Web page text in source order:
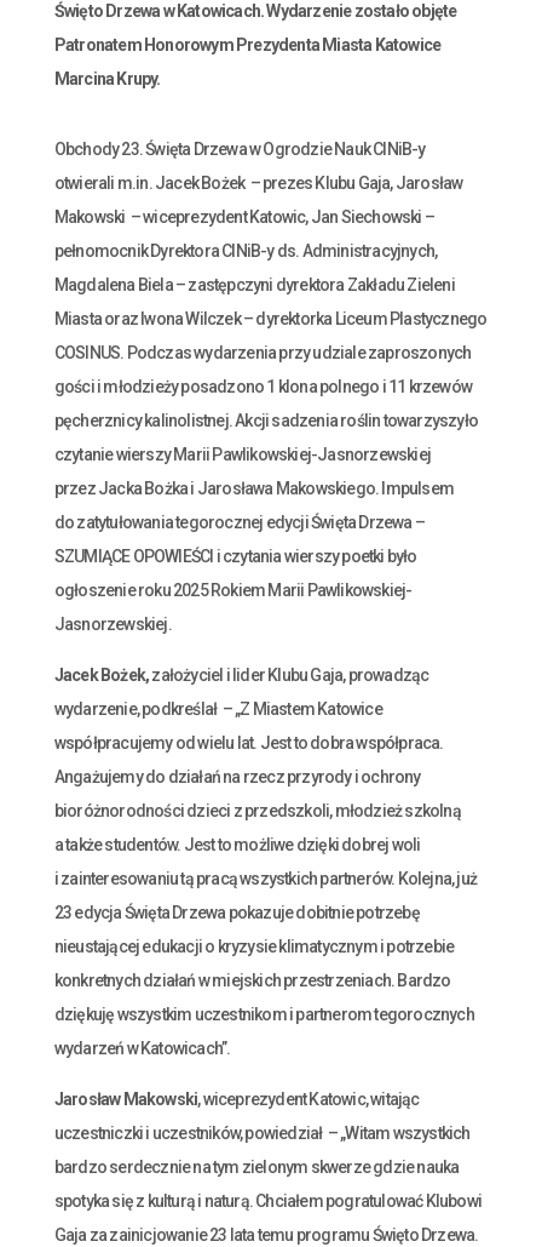
Święto Drzewa w Katowicach. Wydarzenie zostało objęte
Patronatem Honorowym Prezydenta Miasta Katowice
Marcina Krupy.
Obchody 23. Święta Drzewa w Ogrodzie Nauk CINiB-y
otwierali m.in. Jacek Bożek – prezes Klubu Gaja, Jarosław
Makowski – wiceprezydent Katowic, Jan Siechowski –
pełnomocnik Dyrektora CINiB-y ds. Administracyjnych,
Magdalena Biela – zastępczyni dyrektora Zakładu Zieleni
Miasta oraz Iwona Wilczek – dyrektorka Liceum Plastycznego
COSINUS. Podczas wydarzenia przy udziale zaproszonych
gości i młodzieży posadzono 1 klona polnego i 11 krzewów
pęcherznicy kalinolistnej. Akcji sadzenia roślin towarzyszyło
czytanie wierszy Marii Pawlikowskiej-Jasnorzewskiej
przez Jacka Bożka i Jarosława Makowskiego. Impulsem
do zatytułowania tegorocznej edycji Święta Drzewa –
SZUMIĄCE OPOWIEŚCI i czytania wierszy poetki było
ogłoszenie roku 2025 Rokiem Marii Pawlikowskiej-
Jasnorzewskiej.
Jacek Bożek,założyciel i lider Klubu Gaja, prowadząc
wydarzenie, podkreślał – „Z Miastem Katowice
współpracujemy od wielu lat. Jest to dobra współpraca.
Angażujemy do działań na rzecz przyrody i ochrony
bioróżnorodności dzieci z przedszkoli, młodzież szkolną
a także studentów. Jest to możliwe dzięki dobrej woli
i zainteresowaniu tą pracą wszystkich partnerów. Kolejna, już
23 edycja Święta Drzewa pokazuje dobitnie potrzebę
nieustającej edukacji o kryzysie klimatycznym i potrzebie
konkretnych działań w miejskich przestrzeniach. Bardzo
dziękuję wszystkim uczestnikom i partnerom tegorocznych
wydarzeń w Katowicach”.
Jarosław Makowski, wiceprezydent Katowic, witając
uczestniczki i uczestników, powiedział – „Witam wszystkich
bardzo serdecznie na tym zielonym skwerze gdzie nauka
spotyka się z kulturą i naturą. Chciałem pogratulować Klubowi
Gaja za zainicjowanie 23 lata temu programu Święto Drzewa.